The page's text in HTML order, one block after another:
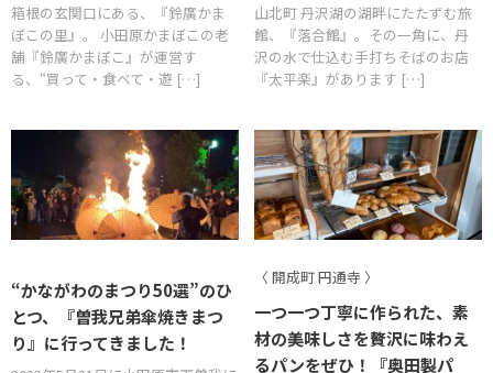
箱根の玄関口にある、『鈴廣かま
ぼこの里』。 小田原かまぼこの老
舗『鈴廣かまぼこ』が運営す
る、“買って・食べて・遊 […]
山北町 丹沢湖の湖畔にたたずむ旅
館、『落合館』。その一角に、丹
沢の水で仕込む手打ちそばのお店
『太平楽』があります […]
“かながわのまつり50選”のひ
とつ、『曽我兄弟傘焼きまつ
り』に行ってきました！
〈 開成町 円通寺 〉
一つ一つ丁寧に作られた、素
材の美味しさを贅沢に味わえ
るパンをぜひ！『奥田製パ